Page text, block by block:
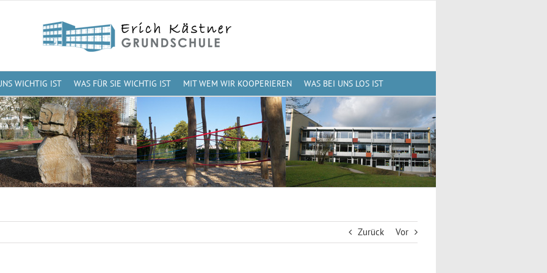
WICHTIG IST WAS FÜR SIE WICHTIG IST MIT WEM WIR KOOPERIEREN WAS BEI UNS LOS IST
Zurück Vor